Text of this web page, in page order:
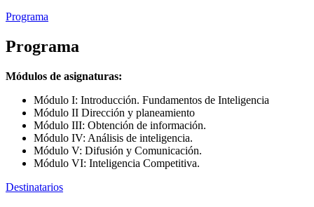
Programa
Programa
Módulos de asignaturas:
Módulo I: Introducción. Fundamentos de Inteligencia
Módulo II Dirección y planeamiento
Módulo III: Obtención de información.
Módulo IV: Análisis de inteligencia.
Módulo V: Difusión y Comunicación.
Módulo VI: Inteligencia Competitiva.
Destinatarios